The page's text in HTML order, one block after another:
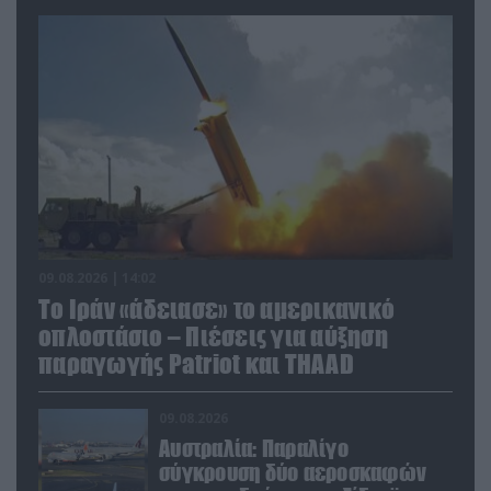
Το Ιράν «άδειασε» το αμερικανικό
οπλοστάσιο – Πιέσεις για αύξηση
παραγωγής Patriot και THAAD
Αυστραλία: Παραλίγο
σύγκρουση δύο αεροσκαφών